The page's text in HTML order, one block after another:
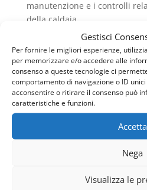
Gestisci
Per fornire le migliori esperienze,
per memorizzare e/o accedere alle
consenso a queste tecnologie ci
comportamento di navigazione o ID
acconsentire o ritirare il consenso può
caratteristiche e funzioni.
Accetta
Nega
Visualizza le
manutenzione e i controlli
della caldaia.
Bisogna, infine, comunicare
dell’impianto. Chi si affida
supportato anche in questo
appunto perché l impegno
professionisti che ci lavorano
costante verso il cliente e le
è sempre
La storia di